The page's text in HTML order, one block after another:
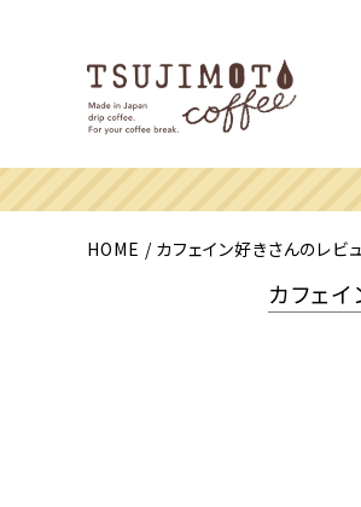
HOME カフェイン好きさんのレビ
カフェ